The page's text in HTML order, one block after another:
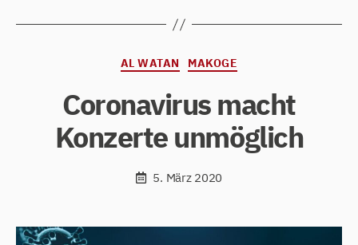
Kategorien
AL WATAN MAKOGE
Coronavirus macht
Konzerte unmöglich
5. März 2020